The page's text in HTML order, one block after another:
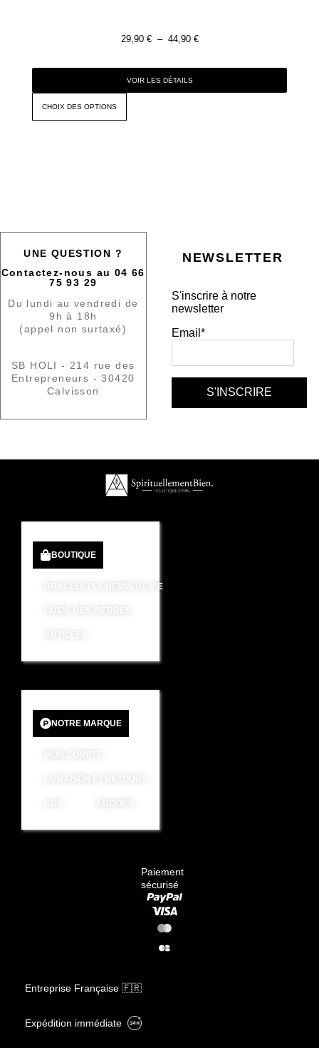
29,90 € – 44,90 €
VOIR LES DÉTAILS
CHOIX DES OPTIONS
UNE QUESTION ?
Contactez-nous au 04 66
75 93 29
Du lundi au vendredi de
9h à 18h
(appel non surtaxé)
SB HOLI - 214 rue des
Entrepreneurs - 30420
Calvisson
NEWSLETTER
S'inscrire à notre
newsletter
Email*
BOUTIQUE
BRACELETS CHEMIN DE VIE
GUIDE DES PIERRES
NOTRE MARQUE
MON COMPTE
EBOOKS
Paiement
sécurisé
Expédition immédiate
Entreprise Française 🇫🇷